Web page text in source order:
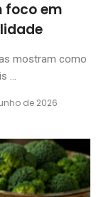
foco em
mostram como
...
de 2026